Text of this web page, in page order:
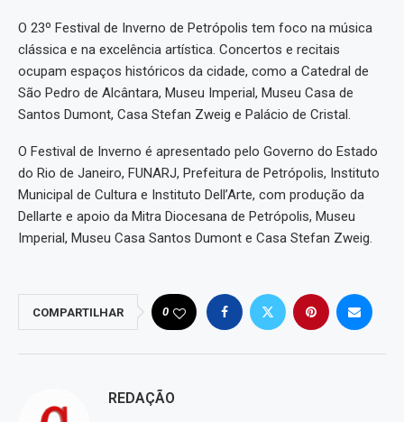
O 23º Festival de Inverno de Petrópolis tem foco na música
clássica e na excelência artística. Concertos e recitais
ocupam espaços históricos da cidade, como a Catedral de
São Pedro de Alcântara, Museu Imperial, Museu Casa de
Santos Dumont, Casa Stefan Zweig e Palácio de Cristal.
O Festival de Inverno é apresentado pelo Governo do Estado
do Rio de Janeiro, FUNARJ, Prefeitura de Petrópolis, Instituto
Municipal de Cultura e Instituto Dell’Arte, com produção da
Dellarte e apoio da Mitra Diocesana de Petrópolis, Museu
Imperial, Museu Casa Santos Dumont e Casa Stefan Zweig.
COMPARTILHAR 0
REDAÇÃO